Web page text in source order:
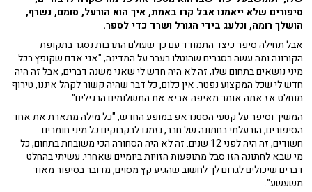
סיפורים שלא ייאמנו אבל קרו באמת, איך הוא הורעל, סומם, נשרף,
הושלך רומה, ונלעג בידי הגורל ושרד כדי לספר.
אבל תחילה סיפר כיצד התמודד עם כך שעולם התרבות נסגר בתקופת
הקורונה ומה עשה בסגרים שהוטלו בעבר על המדינה, "אני אדם שקופץ בכל
מיני נושאים בתחום שלו, זה לא היה חדש לי שאני משנה דברים, אבל זה היה
חדש לי שכל המקצוע נפטר. אין כלום, כל דבר שהיה קשור לקהל איננו, טירוף
מוחלט אז אתה אומר מאיפה אביא את התשלומים הרגילים".
המשיך וסיפר על קטעי הסטנדאפ במופע החדש, "כל מילה מתארת את אחד
הסיפורים, הורעלתי בחתונה של חבר, נזמגו לבקבוקים כל מיני חומרים
חשודים, זה היה לפני 12 שנים. זה לא היה הסחורה הכי משובחת בתחום, כל
מי שבא לחתונה הזו סבל מתופעות הזויות ביומיים שאחרי. עשיתי בהחלט
דברים שיכולים לגרום לך לחשוב שהגיע קץ מסוים, מדובר בסיפור מאוד
משעשע".